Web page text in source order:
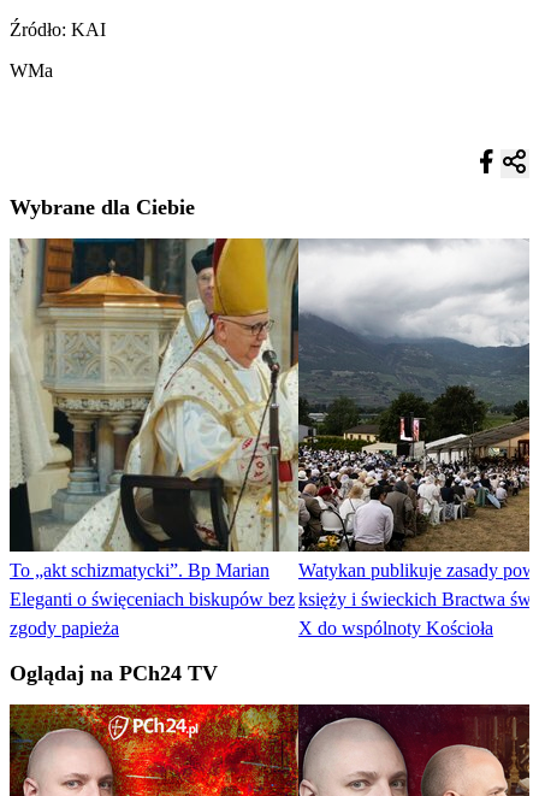
Źródło: KAI
WMa
Wybrane dla Ciebie
To „akt schizmatycki”. Bp Marian
Eleganti o święceniach biskupów bez
zgody papieża
Watykan publikuje zasady
księży i świeckich Bractwa św.
X do wspólnoty Kościoła
Oglądaj na PCh24 TV